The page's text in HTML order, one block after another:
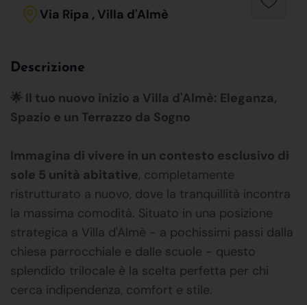
Via Ripa , Villa d'Almè
Descrizione
🌟 Il tuo nuovo inizio a Villa d'Almè: Eleganza,
Spazio e un Terrazzo da Sogno
Immagina di vivere in un contesto esclusivo di
sole 5 unità abitative, completamente
ristrutturato a nuovo, dove la tranquillità incontra
la massima comodità. Situato in una posizione
strategica a Villa d'Almè - a pochissimi passi dalla
chiesa parrocchiale e dalle scuole - questo
splendido trilocale è la scelta perfetta per chi
cerca indipendenza, comfort e stile.